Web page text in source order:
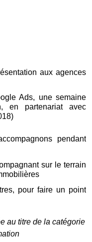
aux agences
Ads, une semaine
en partenariat avec
pendant
sur le terrain
pour faire un point
au titre de la catégorie